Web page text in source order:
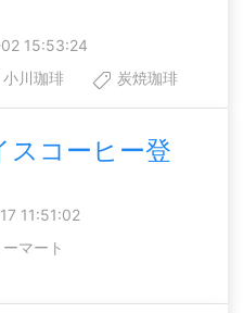
15:53:24
小川珈琲 炭焼珈琲
スコーヒー登
11:51:02
マート